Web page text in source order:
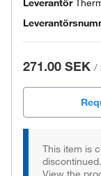
Leverantör
271.00 SEK /
This item is
discontinued.